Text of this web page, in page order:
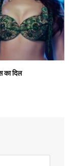
का दिल